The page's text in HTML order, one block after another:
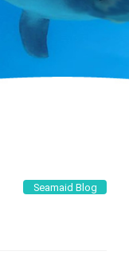
Seamaid Blog